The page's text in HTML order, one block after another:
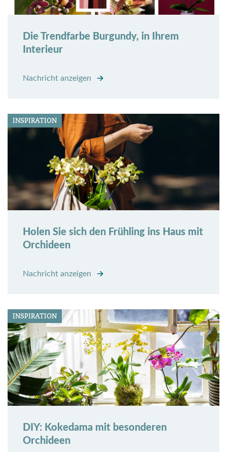
Die Trendfarbe Burgundy, in Ihrem
Interieur
Nachricht anzeigen
INSPIRATION
Holen Sie sich den Frühling ins Haus mit
Orchideen
Nachricht anzeigen
INSPIRATION
DIY: Kokedama mit besonderen
Orchideen